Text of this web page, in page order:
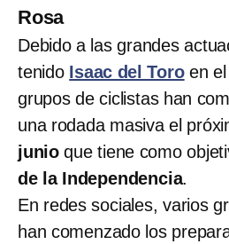
Rosa
Debido a las grandes
tenido Isaac del Toroen el
grupos de ciclistas han
una rodada masiva el
junio que tiene como
de la Independencia.
En redes sociales, varios
han comenzado los